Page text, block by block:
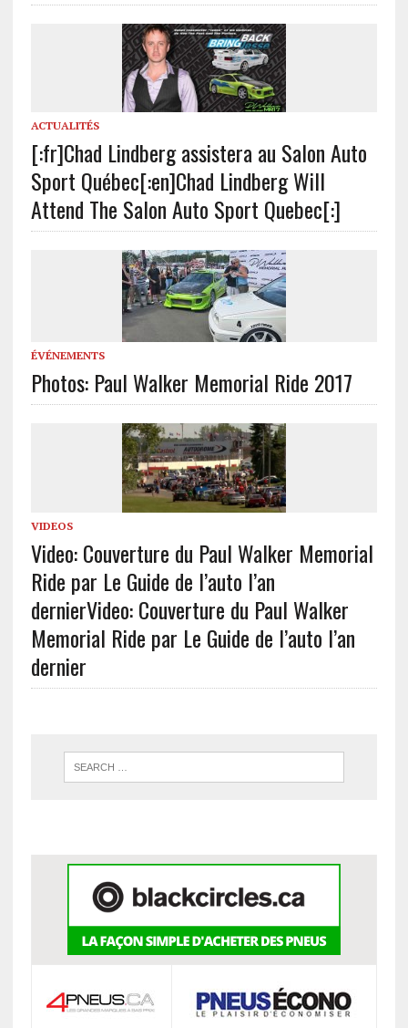
ACTUALITÉS
[:fr]Chad Lindberg assistera au Salon Auto
Sport Québec[:en]Chad Lindberg Will
Attend The Salon Auto Sport Quebec[:]
ÉVÉNEMENTS
Photos: Paul Walker Memorial Ride 2017
VIDEOS
Video: Couverture du Paul Walker Memorial
Ride par Le Guide de l’auto l’an
dernierVideo: Couverture du Paul Walker
Memorial Ride par Le Guide de l’auto l’an
dernier